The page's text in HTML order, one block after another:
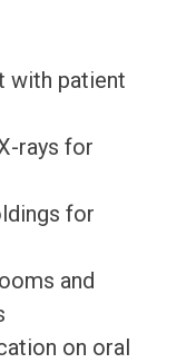
with patient
rays for
for
and
on oral